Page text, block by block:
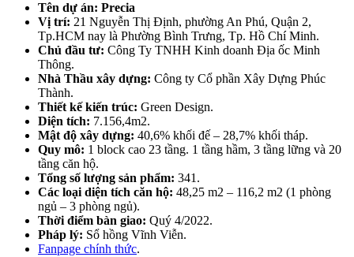
Tên dự án: Precia
Vị trí: 21 Nguyễn Thị Định, phường An Phú, Quận 2,
Tp.HCM nay là Phường Bình Trưng, Tp. Hồ Chí Minh.
Chủ đầu tư: Công Ty TNHH Kinh doanh Địa ốc Minh
Thông.
Nhà Thầu xây dựng: Công ty Cổ phần Xây Dựng Phúc
Thành.
Thiết kế kiến trúc: Green Design.
Diện tích: 7.156,4m2.
Mật độ xây dựng: 40,6% khối đế – 28,7% khối tháp.
Quy mô: 1 block cao 23 tầng. 1 tầng hầm, 3 tầng lững và 20
tầng căn hộ.
Tổng số lượng sản phẩm: 341.
Các loại diện tích căn hộ: 48,25 m2 – 116,2 m2 (1 phòng
ngủ – 3 phòng ngủ).
Thời điểm bàn giao: Quý 4/2022.
Pháp lý: Sổ hồng Vĩnh Viễn.
Fanpage chính thức.